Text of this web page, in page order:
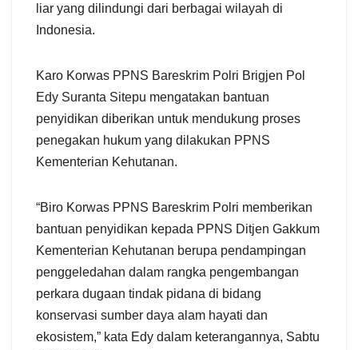
liar yang dilindungi dari berbagai wilayah di
Indonesia.
Karo Korwas PPNS Bareskrim Polri Brigjen Pol
Edy Suranta Sitepu mengatakan bantuan
penyidikan diberikan untuk mendukung proses
penegakan hukum yang dilakukan PPNS
Kementerian Kehutanan.
“Biro Korwas PPNS Bareskrim Polri memberikan
bantuan penyidikan kepada PPNS Ditjen Gakkum
Kementerian Kehutanan berupa pendampingan
penggeledahan dalam rangka pengembangan
perkara dugaan tindak pidana di bidang
konservasi sumber daya alam hayati dan
ekosistem,” kata Edy dalam keterangannya, Sabtu